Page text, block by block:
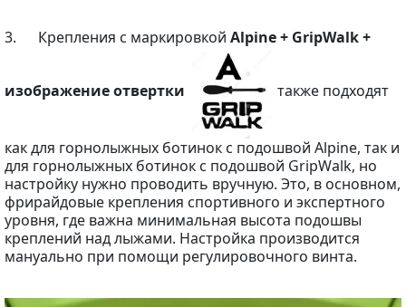
3. Крепления с маркировкой Alpine + GripWalk +
изображение отвертки также подходят
как для горнолыжных ботинок с подошвой Alpine, так и
для горнолыжных ботинок с подошвой GripWalk, но
настройку нужно проводить вручную. Это, в основном,
фрирайдовые крепления спортивного и экспертного
уровня, где важна минимальная высота подошвы
креплений над лыжами. Настройка производится
мануально при помощи регулировочного винта.